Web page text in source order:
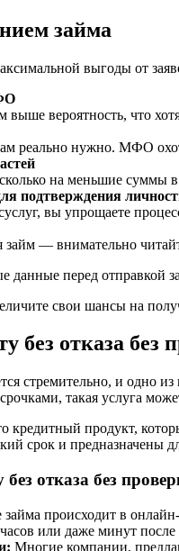
займа
выгоды от
вероятность, что
реально нужно. МФО
на меньшие суммы
подтверждения
вы упрощаете
— внимательно
перед отправкой
свои шансы на
без отказа без
стремительно, и одно
такая услуга
кредитный продукт,
срок и предназначены
отказа без
происходит в
или даже минут после
Многие компании,